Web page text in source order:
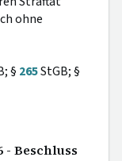
ohne
§ 265StGB; §
- Beschluss